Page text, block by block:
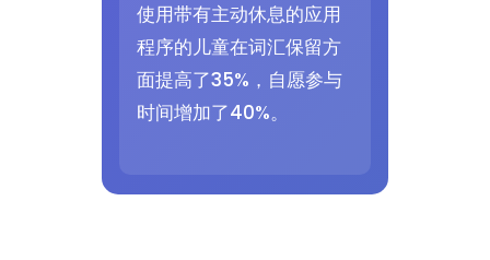
使用带有主动休息的应用
程序的儿童在词汇保留方
面提高了35%，自愿参与
时间增加了40%。